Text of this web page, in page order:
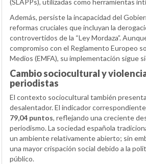
(SLAPPs), utilizadas como herramientas
Además, persiste la incapacidad del
reformas cruciales que incluyan la
controvertidos de la “Ley Mordaza”.
compromiso con el Reglamento Europeo
Medios (EMFA), su implementación sigue
Cambio sociocultural y
periodistas
El contexto sociocultural también
desalentador. El indicador
79,04 puntos, reflejando una creciente
periodismo. La sociedad española
un ambiente relativamente abierto; sin
una mayor crispación social debido a la
público.